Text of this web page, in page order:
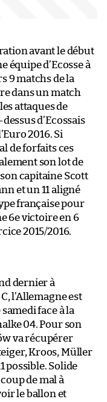
avant le début
équipe d’Ecosse à
9 matchs de la
dans un match
attaques de
d’Ecossais
2016. Si
de forfaits ces
son lot de
capitaine Scott
et un 11 aligné
française pour
6e victoire en 6
2015/2016.
dernier à
l’Allemagne est
face à la
04. Pour son
va récupérer
Kroos, Müller
possible. Solide
de mal à
le ballon et